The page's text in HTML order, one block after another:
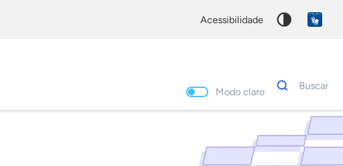
acessibilidade
Modo claro
Dados
para
Buscar
chave